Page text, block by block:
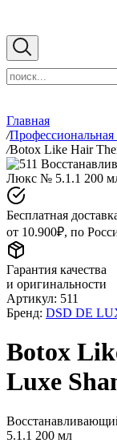
Главная
/Профессиональная
/Botox Like Hair
Бесплатная
от 10.900₽, по
Гарантия качества
и оригинальности
Артикул: 511
Бренд: DSD DE
Botox
Luxe
5.1.1 200 мл